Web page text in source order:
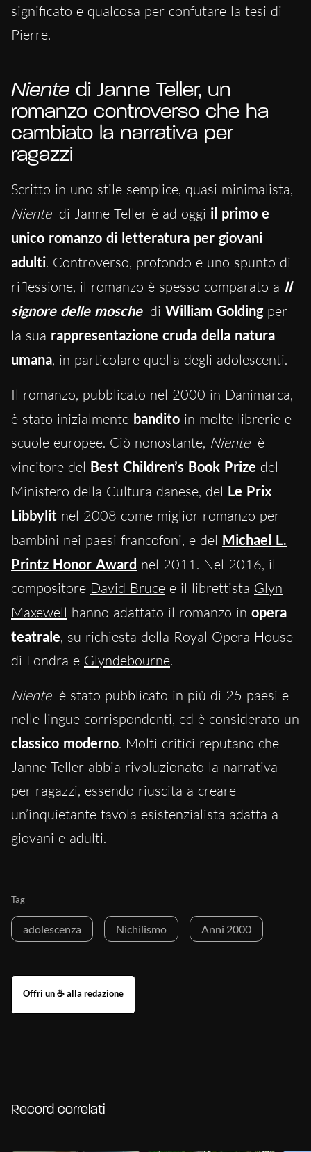
significato e qualcosa per confutare la tesi di
Pierre.
Niente di Janne Teller, un
romanzo controverso che ha
cambiato la narrativa per
ragazzi
Scritto in uno stile semplice, quasi minimalista,
Niente di Janne Teller è ad oggi il primo e
unico romanzo di letteratura per giovani
adulti. Controverso, profondo e uno spunto di
riflessione, il romanzo è spesso comparato a Il
signore delle mosche di William Goldingper
la sua rappresentazione cruda della natura
umana, in particolare quella degli adolescenti.
Il romanzo, pubblicato nel 2000 in Danimarca,
è stato inizialmente bandito in molte librerie e
scuole europee. Ciò nonostante, Niente è
vincitore del Best Children’s Book Prize del
Ministero della Cultura danese, del Le Prix
Libbylit nel 2008 come miglior romanzo per
bambini nei paesi francofoni, e del Michael L.
Printz Honor Award nel 2011. Nel 2016, il
compositore David Bruce e il librettista Glyn
Maxewell hanno adattato il romanzo in opera
teatrale, su richiesta della Royal Opera House
di Londra e Glyndebourne.
Niente è stato pubblicato in più di 25 paesi e
nelle lingue corrispondenti, ed è considerato un
classico moderno. Molti critici reputano che
Janne Teller abbia rivoluzionato la narrativa
per ragazzi, essendo riuscita a creare
un’inquietante favola esistenzialista adatta a
giovani e adulti.
Tag
adolescenza Nichilismo Anni 2000
Record correlati